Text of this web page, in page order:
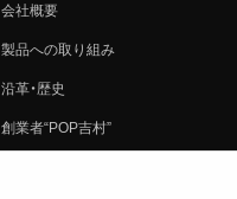
会社概要
製品への取り組み
沿革・歴史
創業者“POP吉村”